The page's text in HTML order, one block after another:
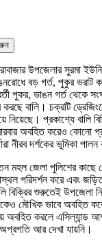
উপজেলার সুরমা
বড় গর্ত, পুকুর ভরাট
পুকর, ভাঙন গর্ত থেকে
বালি। চক্রটি
নিয়েছে। প্রকাশ্যে বালি
অবহিত করেও কোনো
নীরব দর্শকের ভুমিকা
মহল জেলা পুলিশের
পরিদর্শন করে এবং
বিক্রির শুরুতেই উপজেলা
মৌখিক ভাবে অবহিত
অবহিত করলে এসিল্যান্ড
আর দেখা যায়নি।